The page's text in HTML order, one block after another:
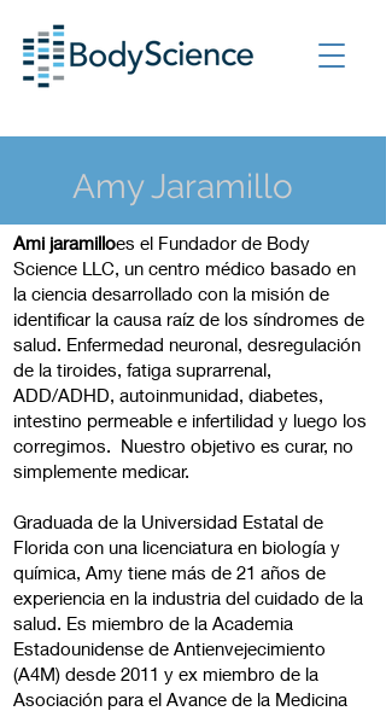
Amy Jaramillo
Ami jaramilloes el Fundador de Body
Science LLC, un centro médico basado en
la ciencia desarrollado con la misión de
identificar la causa raíz de los síndromes de
salud. Enfermedad neuronal, desregulación
de la tiroides, fatiga suprarrenal,
ADD/ADHD, autoinmunidad, diabetes,
intestino permeable e infertilidad y luego los
corregimos. Nuestro objetivo es curar, no
simplemente medicar.
Graduada de la Universidad Estatal de
Florida con una licenciatura en biología y
química, Amy tiene más de 21 años de
experiencia en la industria del cuidado de la
salud. Es miembro de la Academia
Estadounidense de Antienvejecimiento
(A4M) desde 2011 y ex miembro de la
Asociación para el Avance de la Medicina